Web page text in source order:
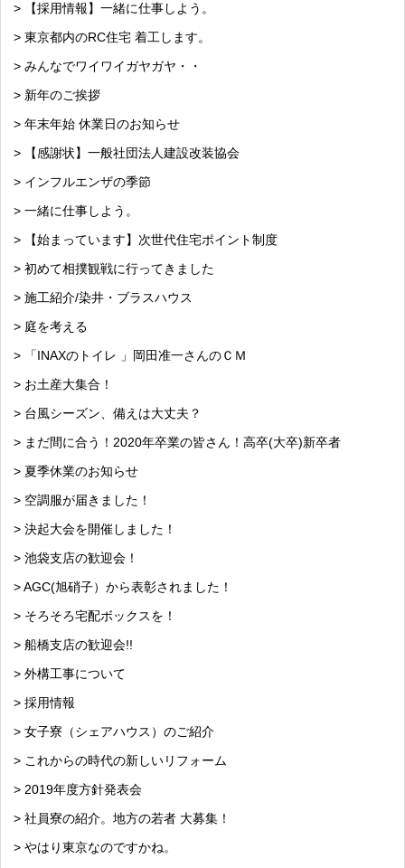
> 【採用情報】一緒に仕事しよう。
> 東京都内のRC住宅 着工します。
> みんなでワイワイガヤガヤ・・
> 新年のご挨拶
> 年末年始 休業日のお知らせ
> 【感謝状】一般社団法人建設改装協会
> インフルエンザの季節
> 一緒に仕事しよう。
> 【始まっています】次世代住宅ポイント制度
> 初めて相撲観戦に行ってきました
> 施工紹介/染井・ブラスハウス
> 庭を考える
> 「INAXのトイレ 」岡田准一さんのＣＭ
> お土産大集合！
> 台風シーズン、備えは大丈夫？
> まだ間に合う！2020年卒業の皆さん！高卒(大卒)新卒者
> 夏季休業のお知らせ
> 空調服が届きました！
> 決起大会を開催しました！
> 池袋支店の歓迎会！
> AGC(旭硝子）から表彰されました！
> そろそろ宅配ボックスを！
> 船橋支店の歓迎会!!
> 外構工事について
> 採用情報
> 女子寮（シェアハウス）のご紹介
> これからの時代の新しいリフォーム
> 2019年度方針発表会
> 社員寮の紹介。地方の若者 大募集！
> やはり東京なのですかね。